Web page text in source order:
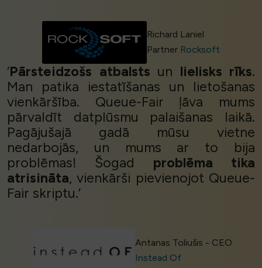
Richard Laniel
Partner Rocksoft
‘Pārsteidzošs atbalsts un lielisks rīks.
Man patika iestatīšanas un lietošanas
vienkāršība. Queue-Fair ļāva mums
pārvaldīt datplūsmu palaišanas laikā.
Pagājušajā gadā mūsu vietne
nedarbojās, un mums ar to bija
problēmas! Šogad problēma tika
atrisināta, vienkārši pievienojot Queue-
Fair skriptu.’
Antanas Toliušis - CEO
Instead Of